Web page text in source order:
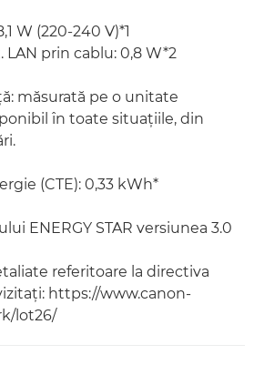
W (220-240 V)*1
LAN prin cablu: 0,8 W*2
măsurată pe o unitate
în toate situaţiile, din
(CTE): 0,33 kWh*
ENERGY STAR versiunea 3.0
referitoare la directiva
https://www.canon-
lot26/